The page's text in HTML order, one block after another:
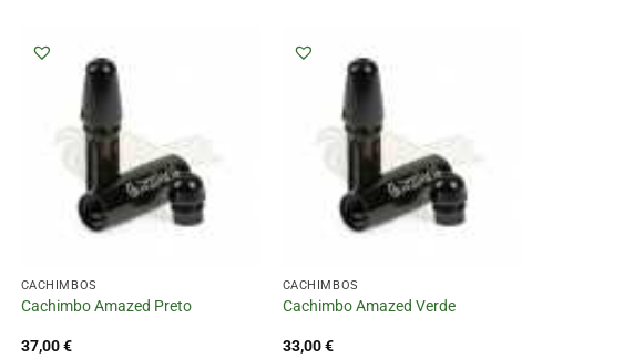
CACHIMBOS
Cachimbo Amazed Preto
37,00€
CACHIMBOS
Cachimbo Amazed Verde
33,00€